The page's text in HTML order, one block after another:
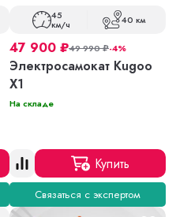
45
км/ч 40 км
47 900 ₽49 990₽-4%
Электросамокат Kugoo
X1
На складе
Купить
Связаться с экспертом